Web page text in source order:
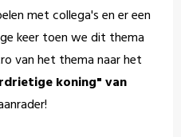
met collega's en er een
keer toen we dit thema
van het thema naar het
koning" van